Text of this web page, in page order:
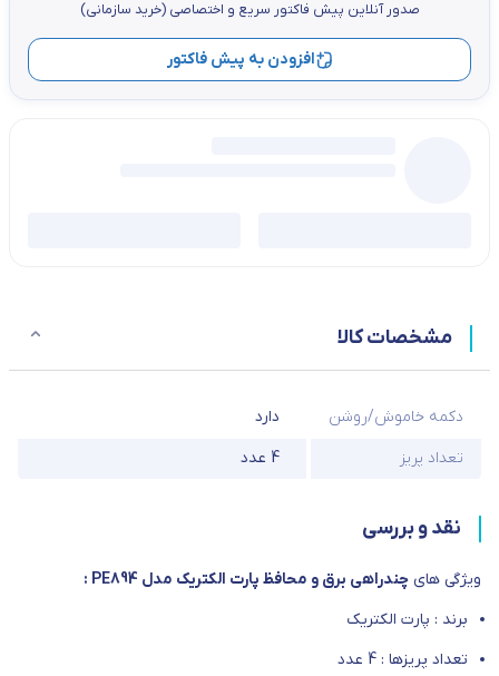
صدور آنلاین پيش فاكتور سریع و اختصاصي (خرید سازمانی)
افزودن به پیش فاکتور
مشخصات کالا
دکمه خاموش/روشن
دارد
تعداد پریز
4 عدد
نقد و بررسی
ویژگی های چندراهی برق و محافظ پارت الکتریک مدل PE894 :
برند : پارت الکتریک
تعداد پریزها : 4 عدد